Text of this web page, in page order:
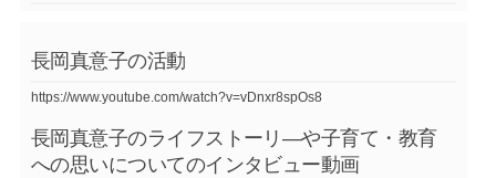
長岡真意子の活動
https://www.youtube.com/watch?v=vDnxr8spOs8
長岡真意子のライフストーリ―や子育て・教育
への思いについてのインタビュー動画